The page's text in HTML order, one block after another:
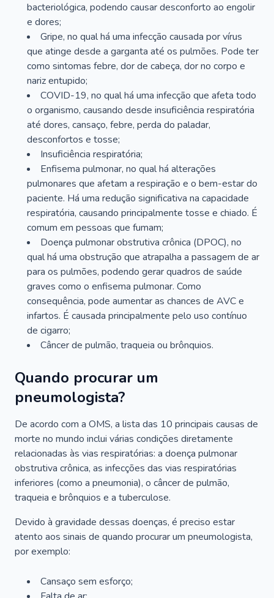
bacteriológica, podendo causar desconforto ao engolir
e dores;
Gripe, no qual há uma infecção causada por vírus
que atinge desde a garganta até os pulmões. Pode ter
como sintomas febre, dor de cabeça, dor no corpo e
nariz entupido;
COVID-19, no qual há uma infecção que afeta todo
o organismo, causando desde insuficiência respiratória
até dores, cansaço, febre, perda do paladar,
desconfortos e tosse;
Insuficiência respiratória;
Enfisema pulmonar, no qual há alterações
pulmonares que afetam a respiração e o bem-estar do
paciente. Há uma redução significativa na capacidade
respiratória, causando principalmente tosse e chiado. É
comum em pessoas que fumam;
Doença pulmonar obstrutiva crônica (DPOC), no
qual há uma obstrução que atrapalha a passagem de ar
para os pulmões, podendo gerar quadros de saúde
graves como o enfisema pulmonar. Como
consequência, pode aumentar as chances de AVC e
infartos. É causada principalmente pelo uso contínuo
de cigarro;
Câncer de pulmão, traqueia ou brônquios.
Quando procurar um
pneumologista?
De acordo com a OMS, a lista das 10 principais causas de
morte no mundo inclui várias condições diretamente
relacionadas às vias respiratórias: a doença pulmonar
obstrutiva crônica, as infecções das vias respiratórias
inferiores (como a pneumonia), o câncer de pulmão,
traqueia e brônquios e a tuberculose.
Devido à gravidade dessas doenças, é preciso estar
atento aos sinais de quando procurar um pneumologista,
por exemplo:
Cansaço sem esforço;